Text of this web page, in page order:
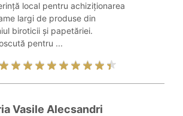
local pentru achiziționarea
largi de produse din
biroticii și papetăriei.
pentru ...
Vasile Alecsandri